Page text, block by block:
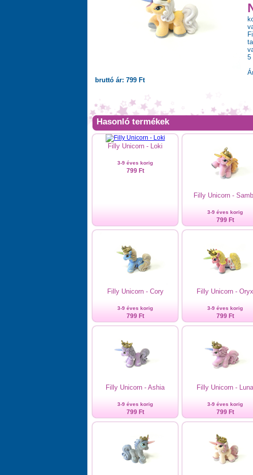
5
bruttó ár: 799 Ft
Hasonló termékek
Filly Unicorn - Loki
3-9 éves korig
799 Ft
Filly Unicorn -
3-9 éves korig
799 Ft
Filly Unicorn - Cory
3-9 éves korig
799 Ft
Filly Unicorn - Oryx
3-9 éves korig
799 Ft
Filly Unicorn - Ashia
3-9 éves korig
799 Ft
Filly Unicorn - Luna
3-9 éves korig
799 Ft